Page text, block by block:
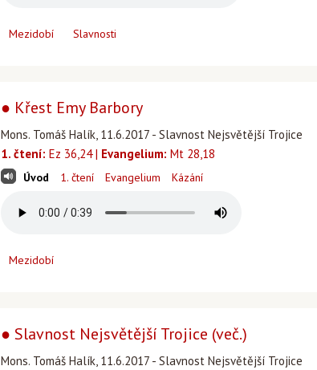
Mezidobí Slavnosti
● Křest Emy Barbory
Mons. Tomáš Halík, 11.6.2017 - Slavnost Nejsvětější Trojice
1. čtení: Ez 36,24 | Evangelium: Mt 28,18
Úvod 1. čtení Evangelium Kázání
Mezidobí
● Slavnost Nejsvětější Trojice (več.)
Mons. Tomáš Halík, 11.6.2017 - Slavnost Nejsvětější Trojice